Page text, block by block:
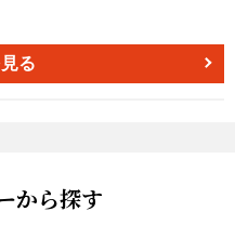
る
から探す